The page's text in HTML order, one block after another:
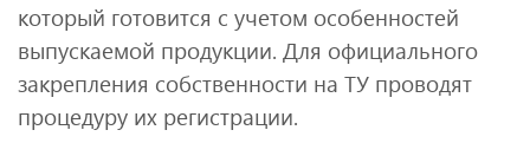
который готовится с учетом особенностей
выпускаемой продукции. Для официального
закрепления собственности на ТУ проводят
процедуру их регистрации.